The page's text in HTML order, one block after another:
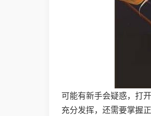
可能有新手会疑惑，打
充分发挥，还需要掌握